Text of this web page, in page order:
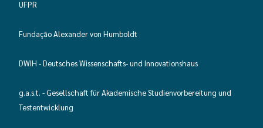
UFPR
Fundação Alexander von Humboldt
DWIH - Deutsches Wissenschafts- und Innovationshaus
g.a.s.t. - Gesellschaft für Akademische Studienvorbereitung und
Testentwicklung